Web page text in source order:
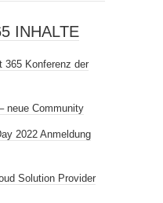
INHALTE
365 Konferenz der
neue Community
2022 Anmeldung
Solution Provider